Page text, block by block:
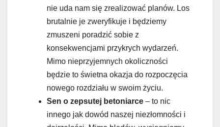
nie uda nam się zrealizować planów. Los
brutalnie je zweryfikuje i będziemy
zmuszeni poradzić sobie z
konsekwencjami przykrych wydarzeń.
Mimo nieprzyjemnych okoliczności
będzie to świetna okazja do rozpoczęcia
nowego rozdziału w swoim życiu.
Sen o zepsutej betoniarce – to nic
innego jak dowód naszej niezłomności i